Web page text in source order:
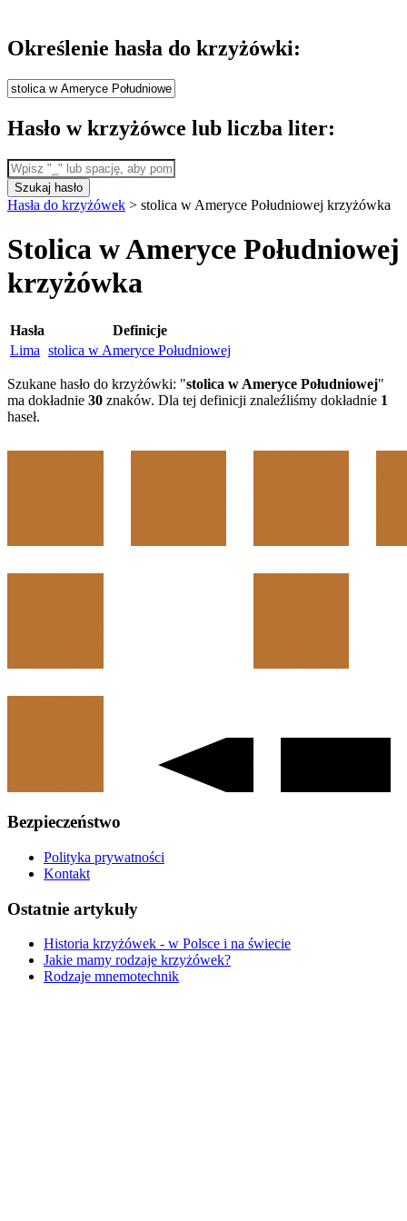
Określenie hasła do krzyżówki:
Hasło w krzyżówce lub liczba liter:
Szukaj hasło
Hasła do krzyżówek > stolica w Ameryce Południowej krzyżówka
Stolica w Ameryce Południowej
krzyżówka
Hasła
Definicje
Lima stolica w Ameryce Południowej
Szukane hasło do krzyżówki: "stolica w Ameryce Południowej"
ma dokładnie 30 znaków. Dla tej definicji znaleźliśmy dokładnie 1
haseł.
Bezpieczeństwo
Polityka prywatności
Kontakt
Ostatnie artykuły
Historia krzyżówek - w Polsce i na świecie
Jakie mamy rodzaje krzyżówek?
Rodzaje mnemotechnik